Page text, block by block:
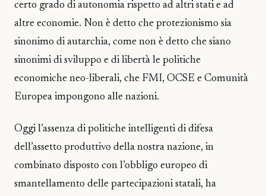
certo grado di autonomia rispetto ad altri stati e ad
altre economie. Non è detto che protezionismo sia
sinonimo di autarchia, come non è detto che siano
sinonimi di sviluppo e di libertà le politiche
economiche neo-liberali, che FMI, OCSE e Comunità
Europea impongono alle nazioni.
Oggi l’assenza di politiche intelligenti di difesa
dell’assetto produttivo della nostra nazione, in
combinato disposto con l’obbligo europeo di
smantellamento delle partecipazioni statali, ha